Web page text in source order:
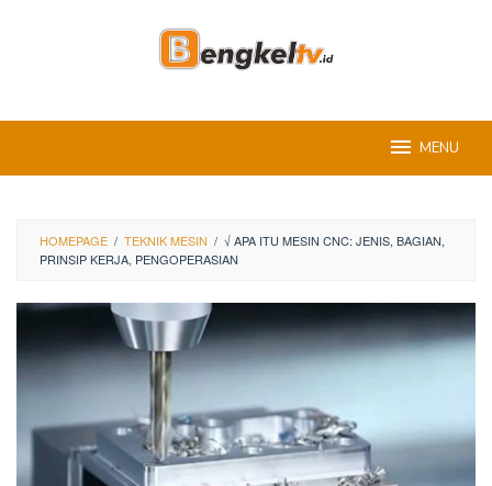
MENU
HOMEPAGE / TEKNIK MESIN / √ APA ITU MESIN CNC: JENIS, BAGIAN,
PRINSIP KERJA, PENGOPERASIAN